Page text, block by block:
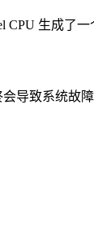
CPU 生成了
导致系统故障